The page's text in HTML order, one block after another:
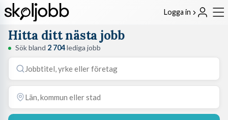
Logga in
Hitta ditt nästa jobb
Sök bland 2 704lediga jobb